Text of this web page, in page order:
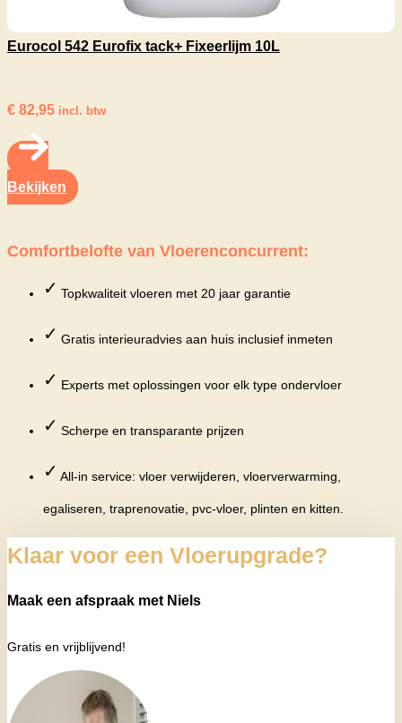
Eurocol 542 Eurofix tack+ Fixeerlijm 10L
€ 82,95 incl. btw
Bekijken
Comfortbelofte van Vloerenconcurrent:
✓ Topkwaliteit vloeren met 20 jaar garantie
✓ Gratis interieuradvies aan huis inclusief inmeten
✓ Experts met oplossingen voor elk type ondervloer
✓ Scherpe en transparante prijzen
✓ All-in service: vloer verwijderen, vloerverwarming,
egaliseren, traprenovatie, pvc-vloer, plinten en kitten.
Klaar voor een Vloerupgrade?
Maak een afspraak met Niels
Gratis en vrijblijvend!